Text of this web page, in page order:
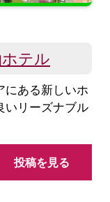
テル
にある新しいホ
いリーズナブル
投稿を見る